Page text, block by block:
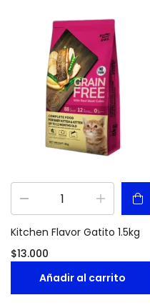
Kitchen Flavor Gatito 1.5kg
$13.000
Añadir al carrito